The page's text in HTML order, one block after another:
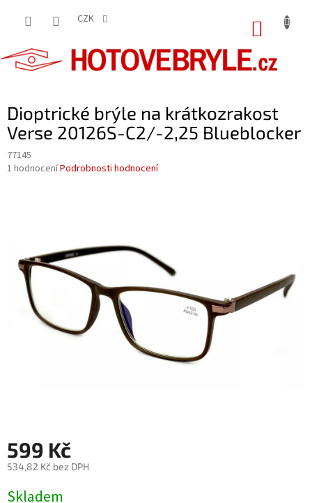
CZK
Dioptrické brýle na krátkozrakost
Verse 20126S-C2/-2,25 Blueblocker
77145
Průměrné
hvězdiček.
1 hodnoceníPodrobnosti hodnocení
599 Kč
534,82 Kč bez DPH
cena:
Skladem